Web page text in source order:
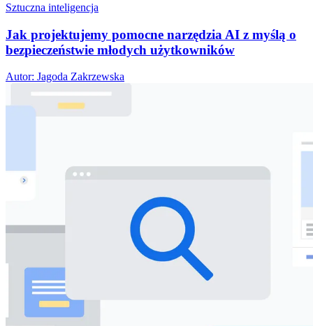
Sztuczna inteligencja
Jak projektujemy pomocne narzędzia AI z myślą o
bezpieczeństwie młodych użytkowników
Autor: Jagoda Zakrzewska